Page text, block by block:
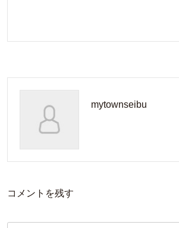
mytownseibu
コメントを残す